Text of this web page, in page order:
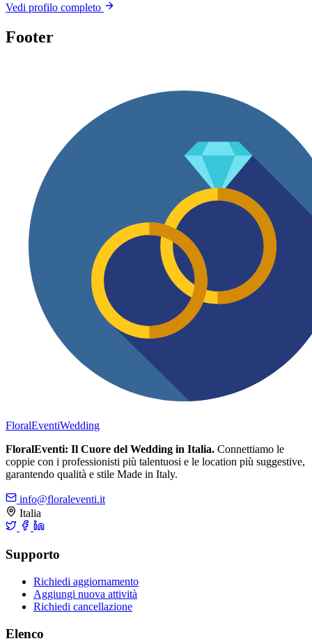
Vedi profilo completo
Footer
FloralEventiWedding
FloralEventi: Il Cuore del Wedding in Italia. Connettiamo le
coppie con i professionisti più talentuosi e le location più suggestive,
garantendo qualità e stile Made in Italy.
info@floraleventi.it
Italia
Supporto
Richiedi aggiornamento
Aggiungi nuova attività
Richiedi cancellazione
Elenco